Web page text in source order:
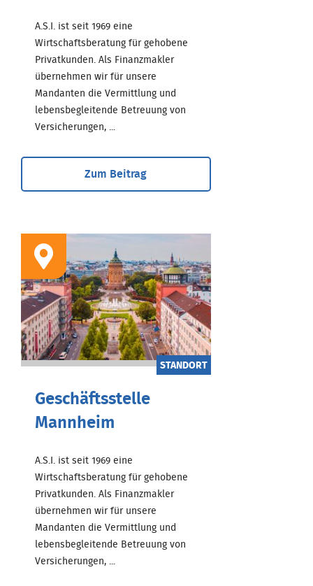
A.S.I. ist seit 1969 eine
Wirtschaftsberatung für gehobene
Privatkunden. Als Finanzmakler
übernehmen wir für unsere
Mandanten die Vermittlung und
lebensbegleitende Betreuung von
Versicherungen, ...
Zum Beitrag
STANDORT
Geschäftsstelle
Mannheim
A.S.I. ist seit 1969 eine
Wirtschaftsberatung für gehobene
Privatkunden. Als Finanzmakler
übernehmen wir für unsere
Mandanten die Vermittlung und
lebensbegleitende Betreuung von
Versicherungen, ...